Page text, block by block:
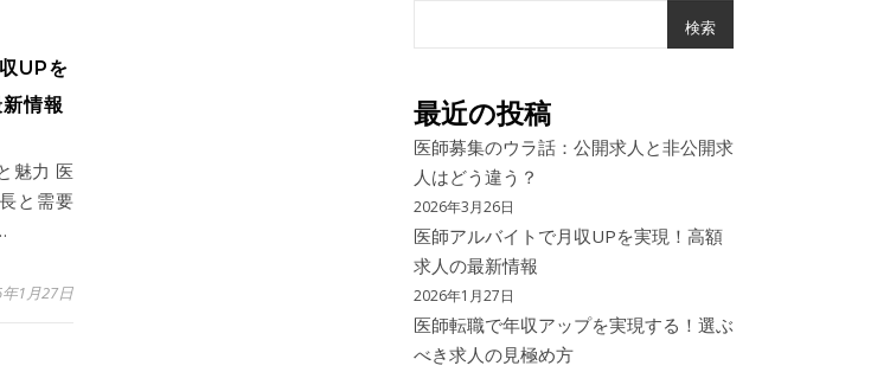
UPを
情報
魅力 医
と需要
1月27日
検索
最近の投稿
医師募集のウラ話：公開求人と非公開求
人はどう違う？
2026年3月26日
医師アルバイトで月収UPを実現！高額
求人の最新情報
2026年1月27日
医師転職で年収アップを実現する！選ぶ
べき求人の見極め方